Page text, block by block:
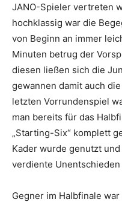
JANO-Spieler vertreten
hochklassig war die
von Beginn an immer
Minuten betrug der
diesen ließen sich die
gewannen damit auch
letzten Vorrundenspiel
man bereits für das
„Starting-Six“ komplett
Kader wurde genutzt
verdiente
Gegner im Halbfinale